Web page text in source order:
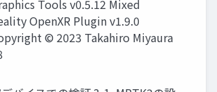
Tools v0.5.12 Mixed
OpenXR Plugin v1.9.0
© 2023 Takahiro Miyaura